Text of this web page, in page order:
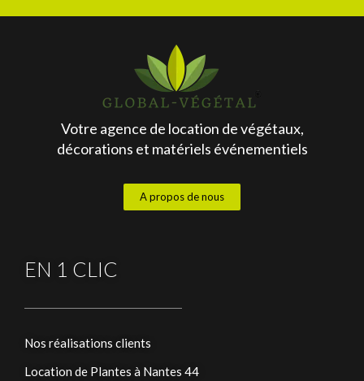
Votre agence de location de végétaux,
décorations et matériels événementiels
A propos de nous
EN 1 CLIC
Nos réalisations clients
Location de Plantes à Nantes 44